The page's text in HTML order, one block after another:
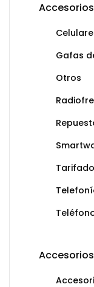
Gafas
Otros